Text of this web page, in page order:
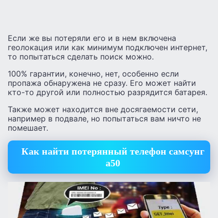
Если же вы потеряли его и в нем включена
геолокация или как минимум подключен интернет,
то попытаться сделать поиск можно.
100% гарантии, конечно, нет, особенно если
пропажа обнаружена не сразу. Его может найти
кто-то другой или полностью разрядится батарея.
Также может находится вне досягаемости сети,
например в подвале, но попытаться вам ничто не
помешает.
Как найти потерянный телефон самсунг
а50